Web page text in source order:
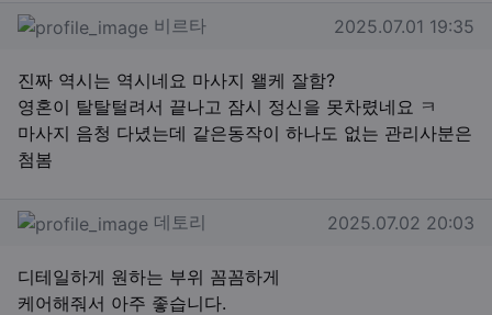
비르타님의 댓글
비르타 작성일
2025.07.01 19:35
진짜 역시는 역시네요 마사지 왤케 잘함?
영혼이 탈탈털려서 끝나고 잠시 정신을 못차렸네요 ㅋ
마사지 음청 다녔는데 같은동작이 하나도 없는 관리사분은
첨봄
데토리님의 댓글
데토리 작성일
2025.07.02 20:03
디테일하게 원하는 부위 꼼꼼하게
케어해줘서 아주 좋습니다.